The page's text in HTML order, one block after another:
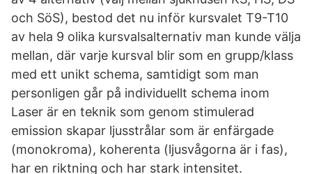
och SöS), bestod det nu inför kursvalet T9-T10
av hela 9 olika kursvalsalternativ man kunde välja
mellan, där varje kursval blir som en grupp/klass
med ett unikt schema, samtidigt som man
personligen går på individuellt schema inom
Laser är en teknik som genom stimulerad
emission skapar ljusstrålar som är enfärgade
(monokroma), koherenta (ljusvågorna är i fas),
har en riktning och har stark intensitet.